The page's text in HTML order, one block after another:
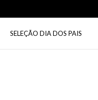
SELEÇÃO DIA DOS PAIS